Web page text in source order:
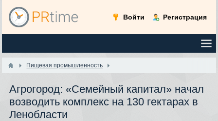
Войти Регистрация
Пищевая промышленность
Агрогород: «Семейный капитал» начал
возводить комплекс на 130 гектарах в
Ленобласти